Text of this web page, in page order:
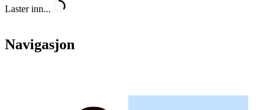
Laster inn...
Navigasjon